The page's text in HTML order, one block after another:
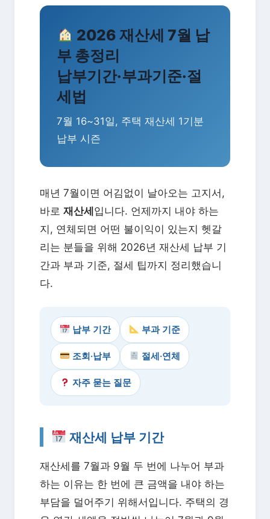
2026 재산세 7월 납
부 총정리
납부기간·부과기준·절
세법
7월 16~31일, 주택 재산세 1기분
납부 시즌
매년 7월이면 어김없이 날아오는 고지서,
바로 재산세 입니다. 언제까지 내야 하는
지, 연체되면 어떤 불이익이 있는지 헷갈
리는 분들을 위해 2026년 재산세 납부 기
간과 부과 기준, 절세 팁까지 정리했습니
다.
납부 기간 부과 기준
조회·납부 절세·연체
자주 묻는 질문
재산세 납부 기간
재산세를 7월과 9월 두 번에 나누어 부과
하는 이유는 한 번에 큰 금액을 내야 하는
부담을 덜어주기 위해서입니다. 주택의 경